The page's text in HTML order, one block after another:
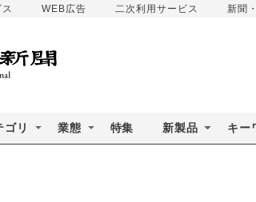
WEB広告 二次利用サービス 新聞
ゴリ 業態 特集 新製品 キー